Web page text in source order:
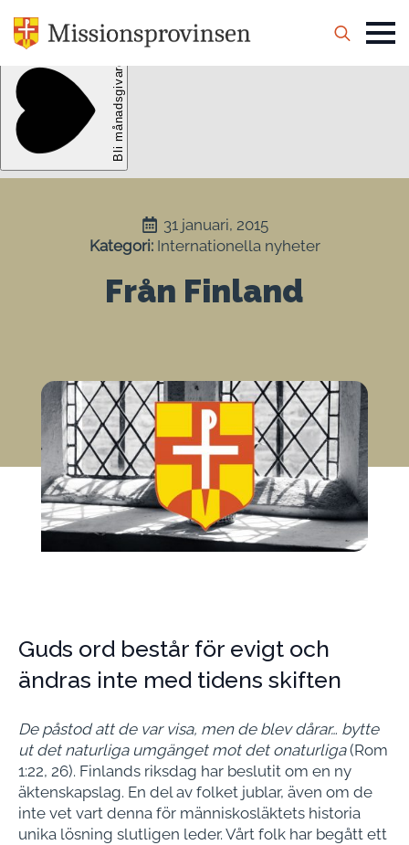
Search
31 januari, 2015
Kategori: Internationella nyheter
Från Finland
Guds ord består för evigt och
ändras inte med tidens skiften
De påstod att de var visa, men de blev dårar… bytte
ut det naturliga umgänget mot det onaturliga(Rom
1:22, 26). Finlands riksdag har beslutit om en ny
äktenskapslag. En del av folket jublar, även om de
inte vet vart denna för människosläktets historia
unika lösning slutligen leder. Vårt folk har begått ett